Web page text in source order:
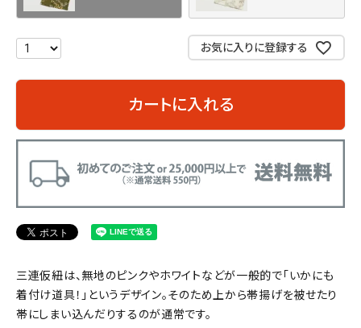
お気に入りに登録する
カートに入れる
三連仮紐は、無地のピンクやホワイトなどが一般的で「いかにも
着付け道具！」というデザイン。そのため上から帯揚げを被せたり
帯にしまい込んだりするのが通常です。